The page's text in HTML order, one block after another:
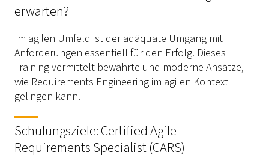
erwarten?
Im agilen Umfeld ist der adäquate Umgang mit
Anforderungen essentiell für den Erfolg. Dieses
Training vermittelt bewährte und moderne Ansätze,
wie Requirements Engineering im agilen Kontext
gelingen kann.
Schulungsziele: Certified Agile
Requirements Specialist (CARS)